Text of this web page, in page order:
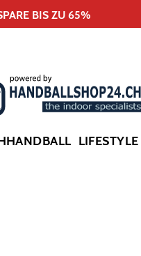
BIS ZU 65%
LIFESTYLE